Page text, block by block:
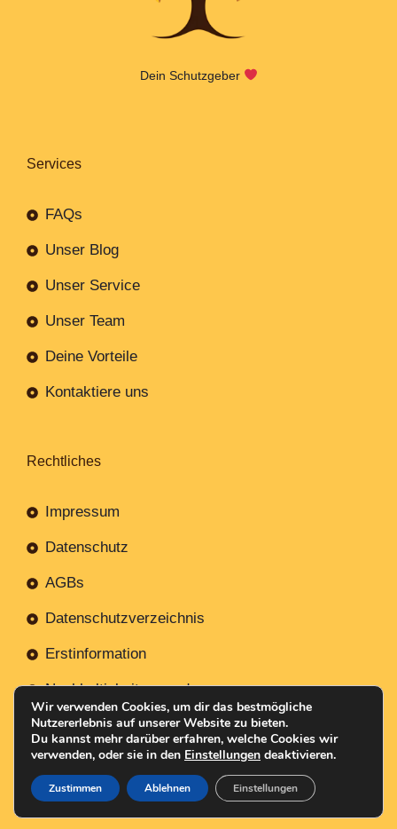
Dein Schutzgeber
Services
FAQs
Unser Blog
Unser Service
Unser Team
Deine Vorteile
Kontaktiere uns
Rechtliches
Impressum
Datenschutz
AGBs
Datenschutzverzeichnis
Erstinformation
Nachhaltigkeitsverordnung
Mit Erstellt NR-Webservices.de© 2026
Wir verwenden Cookies, um dir das bestmögliche
Nutzererlebnis auf unserer Website zu bieten.
Du kannst mehr darüber erfahren, welche Cookies wir
verwenden, oder sie in den Einstellungen deaktivieren.
Zustimmen Ablehnen Einstellungen